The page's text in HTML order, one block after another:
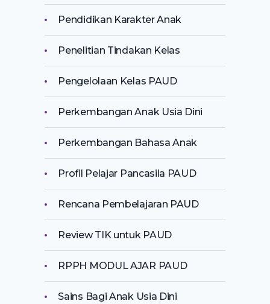
Pendidikan Karakter Anak
Penelitian Tindakan Kelas
Pengelolaan Kelas PAUD
Perkembangan Anak Usia Dini
Perkembangan Bahasa Anak
Profil Pelajar Pancasila PAUD
Rencana Pembelajaran PAUD
Review TIK untuk PAUD
RPPH MODUL AJAR PAUD
Sains Bagi Anak Usia Dini